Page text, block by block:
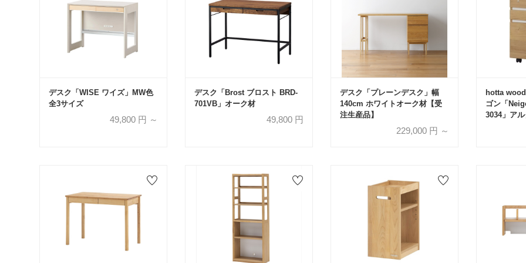
デスク「WISE ワイズ」MW色
全3サイズ
49,800円 ～
デスク「Brost ブロスト BRD-
701VB」オーク材
49,800円
デスク「プレーンデスク」幅
140cm ホワイトオーク材【受
注生産品】
229,000 円 ～
hotta
ゴン「
3034」ア